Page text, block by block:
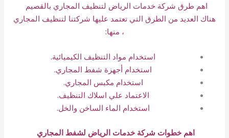
اهم طرق شركة خدمات الرياض لتنظيف المجاري بالقصيم
هناك العديد من الطرق التي تعتمد عليها شركتنا لتنظيف المجاري
، منها:
استخدام مواد التنظيف الكيميائية.
استخدام أجهزة شفط المجاري.
استخدام مكبس المجاري.
الاعتماد علي اسلاك التنظيف.
استخدام الماء الساخن والخل.
اهم خطوات شركة خدمات الرياض لشفط المجاري